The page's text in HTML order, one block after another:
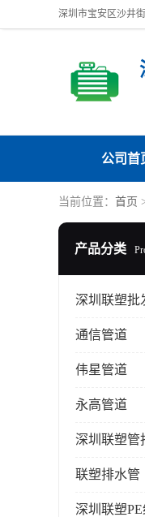
公司首
当前位置： 首页
产品分类
深圳联塑批
通信管道
伟星管道
永高管道
深圳联塑管
联塑排水管
深圳联塑